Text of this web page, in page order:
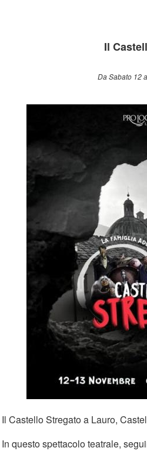
Il
Da Sabato 12
Il Castello Stregato a Lauro,
In questo spettacolo teatrale,